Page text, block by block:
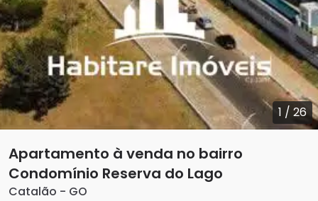
1 / 26
Apartamento à venda no bairro
Condomínio Reserva do Lago
Catalão - GO